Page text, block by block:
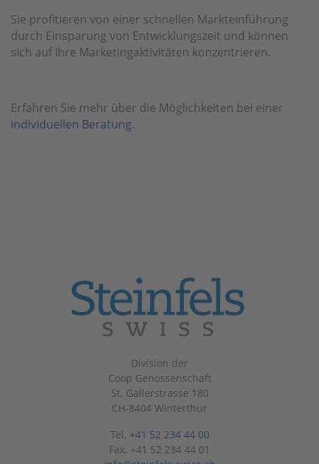
Sie profitieren von einer schnellen Markteinführung
durch Einsparung von Entwicklungszeit und können
sich auf Ihre Marketingaktivitäten konzentrieren.
Erfahren Sie mehr über die Möglichkeiten bei einer
individuellen Beratung.
Division der
Coop Genossenschaft
St. Gallerstrasse 180
CH-8404 Winterthur
Tel. +41 52 234 44 00
Fax. +41 52 234 44 01